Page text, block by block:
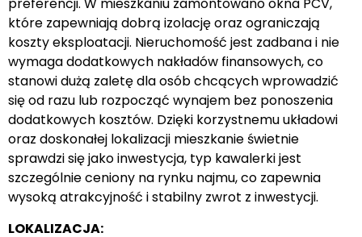
preferencji. W mieszkaniu zamontowano okna PCV,
które zapewniają dobrą izolację oraz ograniczają
koszty eksploatacji. Nieruchomość jest zadbana i nie
wymaga dodatkowych nakładów finansowych, co
stanowi dużą zaletę dla osób chcących wprowadzić
się od razu lub rozpocząć wynajem bez ponoszenia
dodatkowych kosztów. Dzięki korzystnemu układowi
oraz doskonałej lokalizacji mieszkanie świetnie
sprawdzi się jako inwestycja, typ kawalerki jest
szczególnie ceniony na rynku najmu, co zapewnia
wysoką atrakcyjność i stabilny zwrot z inwestycji.
LOKALIZACJA: